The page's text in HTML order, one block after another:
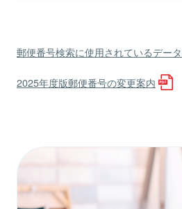
郵便番号検索に使用されているデー
2025年度版郵便番号の変更案内